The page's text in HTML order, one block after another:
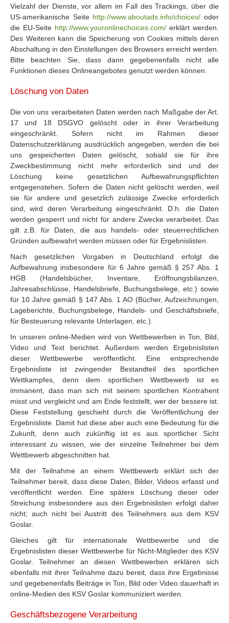
Vielzahl der Dienste, vor allem im Fall des Trackings, über die
US-amerikanische Seite http://www.aboutads.info/choices/ oder
die EU-Seite http://www.youronlinechoices.com/ erklärt werden.
Des Weiteren kann die Speicherung von Cookies mittels deren
Abschaltung in den Einstellungen des Browsers erreicht werden.
Bitte beachten Sie, dass dann gegebenenfalls nicht alle
Funktionen dieses Onlineangebotes genutzt werden können.
Löschung von Daten
Die von uns verarbeiteten Daten werden nach Maßgabe der Art.
17 und 18 DSGVO gelöscht oder in ihrer Verarbeitung
eingeschränkt. Sofern nicht im Rahmen dieser
Datenschutzerklärung ausdrücklich angegeben, werden die bei
uns gespeicherten Daten gelöscht, sobald sie für ihre
Zweckbestimmung nicht mehr erforderlich sind und der
Löschung keine gesetzlichen Aufbewahrungspflichten
entgegenstehen. Sofern die Daten nicht gelöscht werden, weil
sie für andere und gesetzlich zulässige Zwecke erforderlich
sind, wird deren Verarbeitung eingeschränkt. D.h. die Daten
werden gesperrt und nicht für andere Zwecke verarbeitet. Das
gilt z.B. für Daten, die aus handels- oder steuerrechtlichen
Gründen aufbewahrt werden müssen oder für Ergebnislisten.
Nach gesetzlichen Vorgaben in Deutschland erfolgt die
Aufbewahrung insbesondere für 6 Jahre gemäß § 257 Abs. 1
HGB (Handelsbücher, Inventare, Eröffnungsbilanzen,
Jahresabschlüsse, Handelsbriefe, Buchungsbelege, etc.) sowie
für 10 Jahre gemäß § 147 Abs. 1 AO (Bücher, Aufzeichnungen,
Lageberichte, Buchungsbelege, Handels- und Geschäftsbriefe,
für Besteuerung relevante Unterlagen, etc.).
In unseren online-Medien wird von Wettbewerben in Ton, Bild,
Video und Text berichtet. Außerdem werden Ergebnislisten
dieser Wettbewerbe veröffentlicht. Eine entsprechende
Ergebnisliste ist zwingender Bestandteil des sportlichen
Wettkampfes, denn dem sportlichen Wettbewerb ist es
immanent, dass man sich mit seinem sportlichen Kontrahent
misst und vergleicht und am Ende feststellt, wer der bessere ist.
Diese Feststellung geschieht durch die Veröffentlichung der
Ergebnisliste. Damit hat diese aber auch eine Bedeutung für die
Zukunft, denn auch zukünftig ist es aus sportlicher Sicht
interessant zu wissen, wie der einzelne Teilnehmer bei dem
Wettbewerb abgeschnitten hat.
Mit der Teilnahme an einem Wettbewerb erklärt sich der
Teilnehmer bereit, dass diese Daten, Bilder, Videos erfasst und
veröffentlicht werden. Eine spätere Löschung dieser oder
Streichung insbesondere aus den Ergebnislisten erfolgt daher
nicht; auch nicht bei Austritt des Teilnehmers aus dem KSV
Goslar.
Gleiches gilt für internationale Wettbewerbe und die
Ergebnislisten dieser Wettbewerbe für Nicht-Mitglieder des KSV
Goslar. Teilnehmer an diesen Wettbewerben erklären sich
ebenfalls mit ihrer Teilnahme dazu bereit, dass ihre Ergebnisse
und gegebenenfalls Beiträge in Ton, Bild oder Video dauerhaft in
online-Medien des KSV Goslar kommuniziert werden.
Geschäftsbezogene Verarbeitung